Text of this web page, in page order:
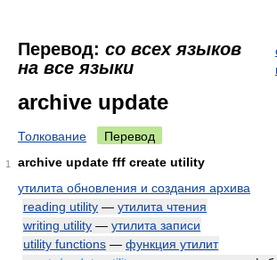
Перевод: со всех языков
на все языки
archive update
Толкование Перевод
1
archive update fff create utility
утилита обновления и создания архива
reading utility — утилита чтения
writing utility — утилита записи
utility functions — функция утилит